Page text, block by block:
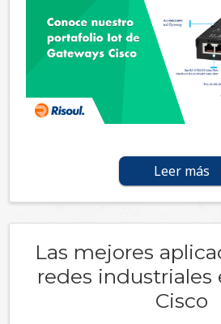
Leer más
Las mejores
redes industriales
Cisco